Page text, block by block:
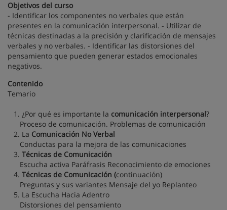
Objetivos del curso
- Identificar los componentes no verbales que están
presentes en la comunicación interpersonal. - Utilizar de
técnicas destinadas a la precisión y clarificación de mensajes
verbales y no verbales. - Identificar las distorsiones del
pensamiento que pueden generar estados emocionales
negativos.
Contenido
Temario
1. ¿Por qué es importante la comunicación interpersonal?
Proceso de comunicación. Problemas de comunicación
2. La Comunicación No Verbal
Conductas para la mejora de las comunicaciones
3. Técnicas de Comunicación
Escucha activa Paráfrasis Reconocimiento de emociones
4. Técnicas de Comunicación (continuación)
Preguntas y sus variantes Mensaje del yo Replanteo
5. La Escucha Hacia Adentro
Distorsiones del pensamiento